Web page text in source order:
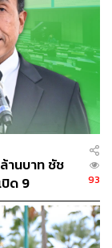
250
านบาท ชัช
ด 9
93